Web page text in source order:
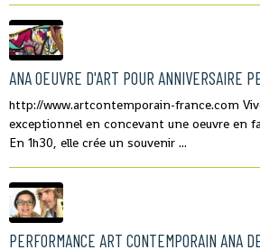
ANA OEUVRE D'ART POUR ANNIVERSAIRE
http://www.artcontemporain-france.com
exceptionnel en concevant une oeuvre en
En 1h30, elle crée un souvenir ...
PERFORMANCE ART CONTEMPORAIN ANA